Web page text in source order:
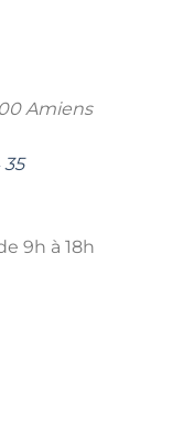
Amiens
35
9h à 18h